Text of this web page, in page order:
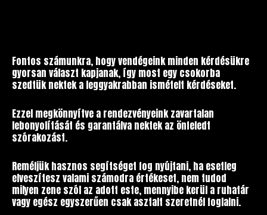
Fontos számunkra, hogy vendégeink minden kérdésükre
gyorsan választ kapjanak, így most egy csokorba
szedtük nektek a leggyakrabban ismételt kérdéseket.
Ezzel megkönnyítve a rendezvényeink zavartalan
lebonyolítását és garantálva nektek az önfeledt
szórakozást.
Reméljük hasznos segítséget fog nyújtani, ha esetleg
elveszítesz valami számodra értékeset, nem tudod
milyen zene szól az adott este, mennyibe kerül a ruhatár
vagy egész egyszerűen csak asztalt szeretnél foglalni.